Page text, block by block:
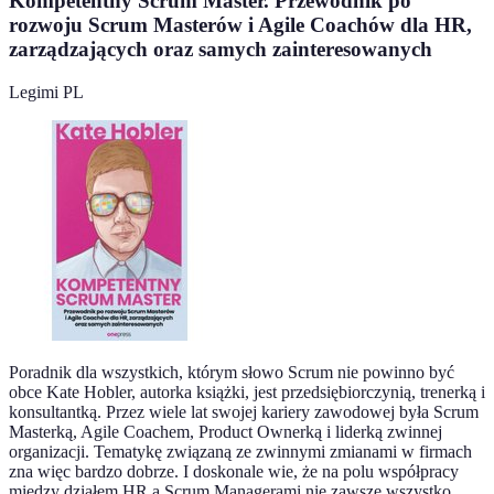
rozwoju Scrum Masterów i Agile Coachów dla HR,
zarządzających oraz samych zainteresowanych
Legimi PL
Poradnik dla wszystkich, którym słowo Scrum nie powinno być
obce Kate Hobler, autorka książki, jest przedsiębiorczynią, trenerką i
konsultantką. Przez wiele lat swojej kariery zawodowej była Scrum
Masterką, Agile Coachem, Product Ownerką i liderką zwinnej
organizacji. Tematykę związaną ze zwinnymi zmianami w firmach
zna więc bardzo dobrze. I doskonale wie, że na polu współpracy